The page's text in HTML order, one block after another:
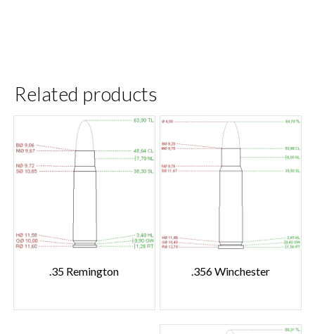
Related products
.35 Remington .356 Winchester